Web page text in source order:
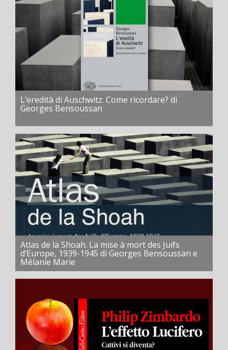
L’eredità di Auschwitz. Come ricordare? di
Georges Bensoussan
Atlas de la Shoah. La mise à mort des Juifs
d’Europe, 1939-1945 di Georges Bensoussan e
Mélanie Marie